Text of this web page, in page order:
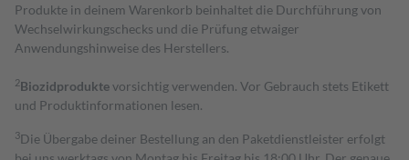
Produkte in deinem Warenkorb beinhaltet die Durchführung von
Wechselwirkungschecks und die Prüfung etwaiger
Anwendungshinweise des Herstellers.
2Biozidproduktevorsichtig verwenden. Vor Gebrauch stets Etikett
und Produktinformationen lesen.
3Die Übergabe deiner Bestellung an den Paketdienstleister erfolgt